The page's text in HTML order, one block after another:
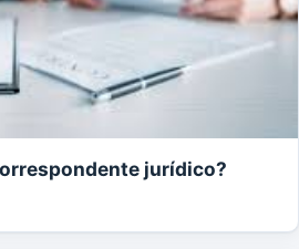
jurídico?